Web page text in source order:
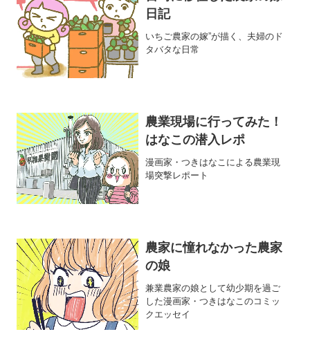
日記
いちご農家の嫁”が描く、夫婦のド
タバタな日常
農業現場に行ってみた！
はなこの潜入レポ
漫画家・つきはなこによる農業現
場突撃レポート
農家に憧れなかった農家
の娘
兼業農家の娘として幼少期を過ご
した漫画家・つきはなこのコミッ
クエッセイ